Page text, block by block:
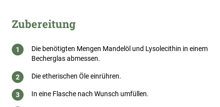
Zubereitung
Die benötigten Mengen Mandelöl und Lysolecithin in einem
Becherglas abmessen.
Die etherischen Öle einrühren.
In eine Flasche nach Wunsch umfüllen.